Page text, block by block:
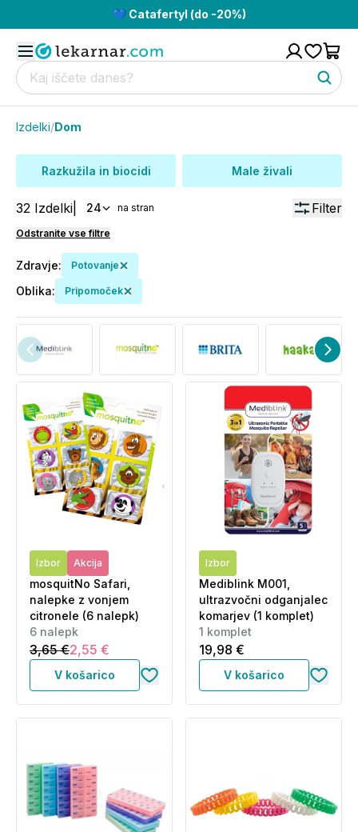
💙 Catafertyl (do -20%)
Izdelki/Dom
Razkužila in biocidi Male živali
32 Izdelki 24 na stran Filter
Odstranite vse filtre
Zdravje: Potovanje
Oblika: Pripomoček
Izbor Akcija
mosquitNo Safari,
nalepke z vonjem
citronele (6 nalepk)
6 nalepk
3,65 €2,55 €
V košarico
Izbor
Mediblink M001,
ultrazvočni odganjalec
komarjev (1 komplet)
1 komplet
19,98 €
V košarico